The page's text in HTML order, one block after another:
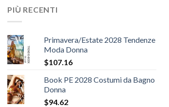
PIÙ RECENTI
Primavera/Estate 2028 Tendenze
Moda Donna
$107.16
Book PE 2028 Costumi da Bagno
Donna
$94.62